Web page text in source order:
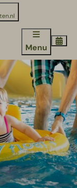
Menu